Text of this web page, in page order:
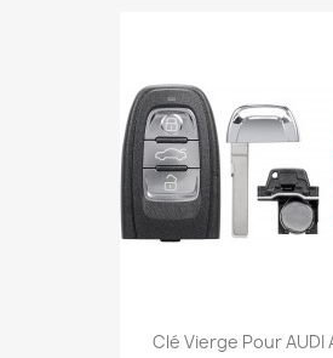
Clé Vierge Pour AUDI